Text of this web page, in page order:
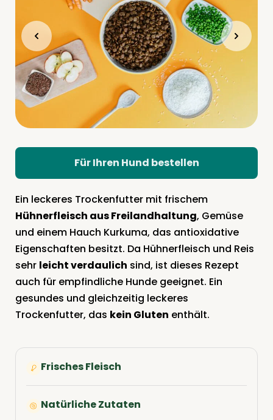
Ein leckeres Trockenfutter mit frischem
Hühnerfleisch aus Freilandhaltung, Gemüse
und einem Hauch Kurkuma, das antioxidative
Eigenschaften besitzt. Da Hühnerfleisch und Reis
sehr leicht verdaulich sind, ist dieses Rezept
auch für empfindliche Hunde geeignet. Ein
gesundes und gleichzeitig leckeres
Trockenfutter, das kein Gluten enthält.
Für Ihren Hund bestellen
Frisches Fleisch
Natürliche Zutaten